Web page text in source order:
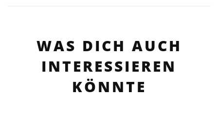
WAS DICH AUCH
INTERESSIEREN
KÖNNTE